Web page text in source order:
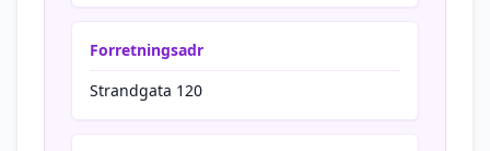
Forretningsadr
Strandgata 120